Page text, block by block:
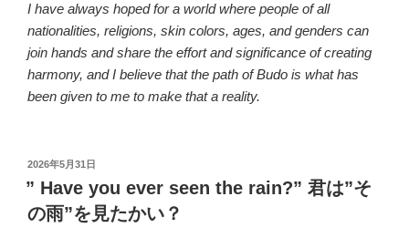
I have always hoped for a world where people of all
nationalities, religions, skin colors, ages, and genders can
join hands and share the effort and significance of creating
harmony, and I believe that the path of Budo is what has
been given to me to make that a reality.
投
稿
2026年5月31日
” Have you ever seen the rain?” 君は”そ
の雨”を見たかい？